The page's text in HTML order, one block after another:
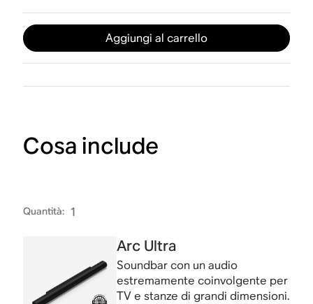
Aggiungi al carrello
Cosa include
Quantità: 1
Arc Ultra
Soundbar con un audio
estremamente coinvolgente per
TV e stanze di grandi dimensioni.